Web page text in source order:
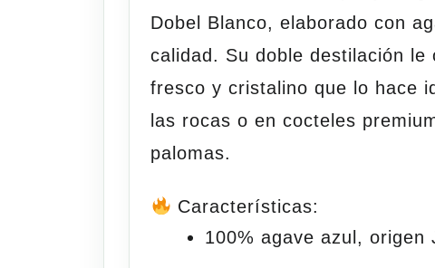
Dobel Blanco, elaborado con
calidad. Su doble destilación le
fresco ycristalino que lo hace
las rocas o en cocteles
palomas.
Características:
100% agave azul, origen